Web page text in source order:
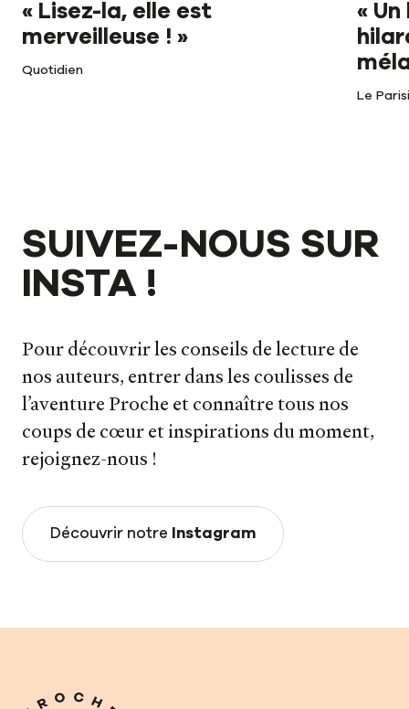
« Lisez-la, elle est
merveilleuse ! »
Quotidien
«
Le
SUIVEZ-NOUS SUR
INSTA !
Pour découvrir les conseils de lecture de
nos auteurs, entrer dans les coulisses de
l’aventure Proche et connaître tous nos
coups de cœur et inspirations du moment,
rejoignez-nous !
Découvrir notre Instagram